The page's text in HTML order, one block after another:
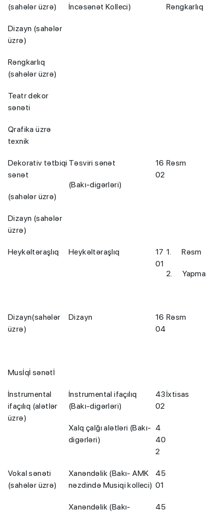
(sahələr üzrə)
Dizayn (sahələr
üzrə)
Rəngkarlıq
(sahələr üzrə)
Teatr dekor
sənəti
Qrafika üzrə
texnik
İncəsənət Kolleci)
Rəngkarlıq
Dekorativ tətbiqi
sənət
(sahələr üzrə)
Dizayn (sahələr
üzrə)
Təsviri sənət
(Bakı-digərləri)
16
02
Rəsm
Heykəltəraşlıq Heykəltəraşlıq
17
01
1. Rəsm
2. Yapma
Dizayn(sahələr
üzrə)
Dizayn
16
04
Rəsm
Musİqİ sənətİ
İnstrumental
ifaçılıq (alətlər
üzrə)
İnstrumental ifaçılıq
(Bakı-digərləri)
43
02
İxtisas
Xalq çalğı alətləri (Bakı-
digərləri)
4
40
2
Vokal sənəti
(sahələr üzrə)
Xanəndəlik (Bakı- AMK
nəzdində Musiqi kolleci)
45
01
Xanəndəlik (Bakı-
45